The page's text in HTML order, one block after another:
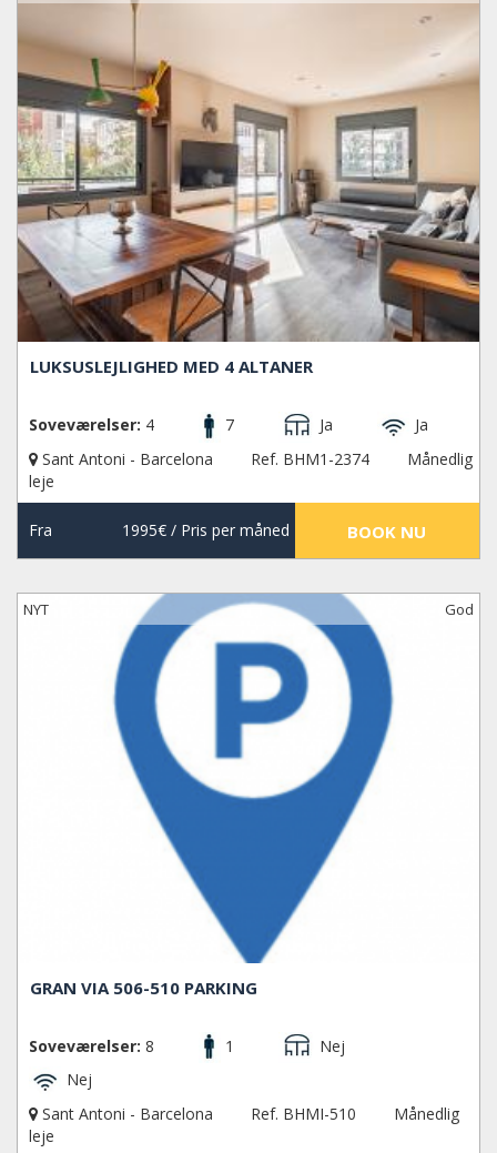
LUKSUSLEJLIGHED MED 4 ALTANER
Soveværelser: 4 7 Ja
Ja
Sant Antoni - Barcelona
Ref. BHM1-2374
Månedlig
leje
Fra 1995€/ Pris per måned BOOK NU
NYT God
GRAN VIA 506-510 PARKING
Soveværelser: 8 1
Nej
Nej
Sant Antoni - Barcelona
Ref. BHMI-510
Månedlig
leje